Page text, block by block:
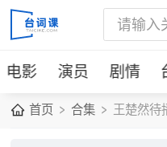
电影 演员 剧情
首页 合集 王楚然待